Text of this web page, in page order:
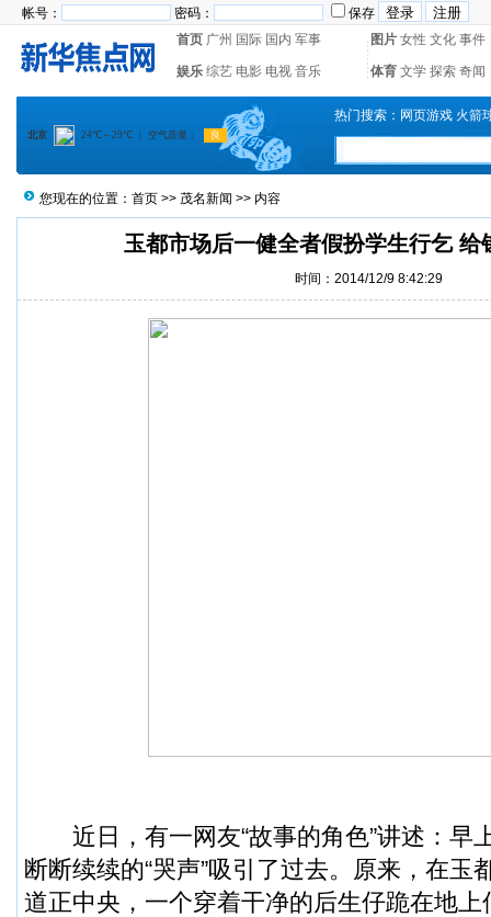
帐号： 密码：
保存
首页 广州 国际 国内 军事 图片 女性 文化 事件
娱乐 综艺 电影 电视 音乐 体育 文学 探索 奇闻
热门搜索： 网页游戏 火箭
您现在的位置： 首页 >> 茂名新闻 >> 内容
玉都市场后一健全者假扮学生行乞 给
时间：2014/12/9 8:42:29
近日，有一网友“故事的角色”讲述：早
断断续续的“哭声”吸引了过去。原来，在玉
道正中央，一个穿着干净的后生仔跪在地